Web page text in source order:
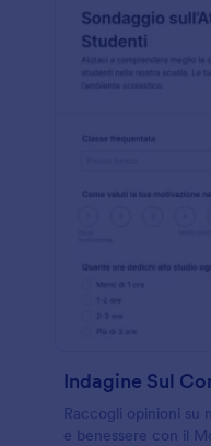
Raccogli opinioni su
e benessere con il